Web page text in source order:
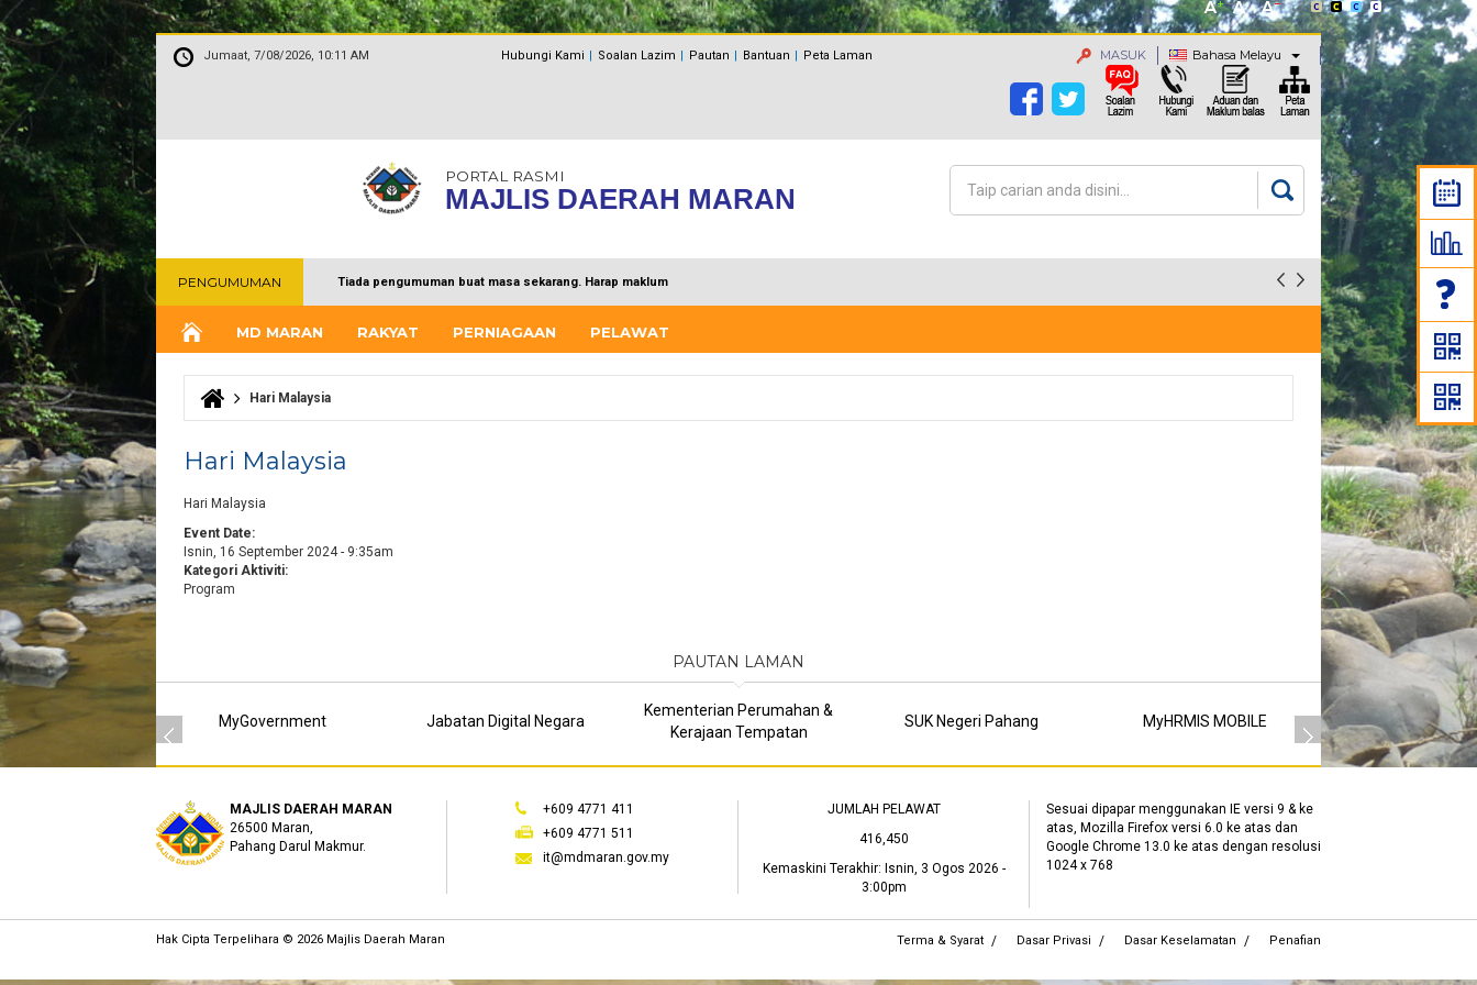
Jumaat, 7/08/2026, 10:11 AM Hubungi Kami Soalan Lazim Pautan Bantuan Peta Laman MASUK Bahasa Melayu
PORTAL RASMI
MAJLIS DAERAH MARAN Borang carian
Carian
PENGUMUMAN Tiada pengumuman buat masa sekarang. Harap maklum
MD MARAN RAKYAT PERNIAGAAN PELAWAT
Anda di sini
Hari Malaysia
Hari Malaysia
Hari Malaysia
Event Date:
Isnin, 16 September 2024 - 9:35am
Kategori Aktiviti:
Program
PAUTAN LAMAN
MyGovernment Jabatan Digital Negara
Kementerian Perumahan &
Kerajaan Tempatan
SUK Negeri Pahang MyHRMIS MOBILE MSC
MAJLIS DAERAH MARAN
26500 Maran,
Pahang Darul Makmur.
+609 4771 411
+609 4771 511
it@mdmaran.gov.my
JUMLAH PELAWAT
416,450
Kemaskini Terakhir: Isnin, 3 Ogos 2026 -
3:00pm
Sesuai dipapar menggunakan IE versi 9 & ke
atas, Mozilla Firefox versi 6.0 ke atas dan
Google Chrome 13.0 ke atas dengan resolusi
1024 x 768
Hak Cipta Terpelihara © 2026 Majlis Daerah Maran Terma & Syarat Dasar Privasi Dasar Keselamatan Penafian